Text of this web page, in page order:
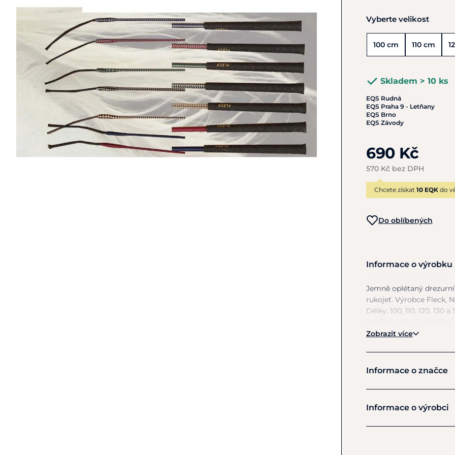
Vyberte velikost
100 cm 110 cm
Skladem > 10 ks
EQS Rudná
EQS Praha 9 - Letňany
EQS Brno
EQS Závody
690 Kč
570 Kč bez DPH
Chcete získat 10 EQK do
Do oblíbených
Informace o výrobku
Jemně oplétaný
rukojeť. Výrobce Fleck,
Délky: 100, 110, 120, 130 a
Zobrazit více
Informace o značce
Fleck
Informace o výrobci